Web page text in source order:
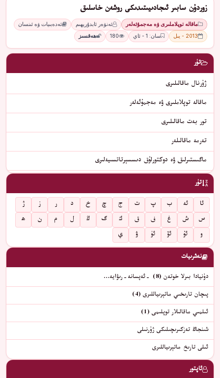
زوردۇن سابىر ئىجادىيىتىدىكى روشەن خاسلىق
ماقالە توپلاملىرى ۋە مەجمۇئەلەر ئەنۋەر ئابدۇرېھىم
ئەدەبىيات ۋە ئىنسان
2013 - يىل
سان: 1 - ئاي 180 ھەقسىز
تۈر
ژۇرنال ماقالىلىرى
ماقالە توپلاملىرى ۋە مەجمۇئەلەر
تور بەت ماقالىلىرى
تەرمە ماقالىلەر
ماگىستىرلىق ۋە دوكتورلۇق دىسسېرتاتسىيەلىرى
تۈر
ئا ئە ب پ ت ج چ خ د ر ز
ژ
س
ش غ ف ق ك گ ڭ ل م ن
ھ
و
ئۇ ئۆ ئۈ ۋ ي
نەشرىيات
دۇنيادا بىرلا خوتەن (8) -ئەپسانە-رىۋايە…
پىچان تارىخىي ماتېرىياللىرى (4)
ئىلمىي ماقالىلار توپلىمى (1)
شىنجاڭ تەزكىرىچىلىكى ژۇرنىلى
ئىلى تارىخ ماتېرىياللىرى
ئاپتور